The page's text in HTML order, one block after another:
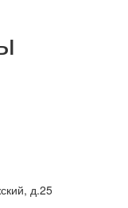
д.25